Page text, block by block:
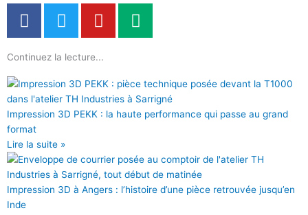
F
a
e
b
o
o
k
T
w
t
t
e
r
Y
o
t
u
b
e
M
e
u
m
Continuez la lecture...
Impression 3D PEKK : la haute performance qui passe au grand
format
Lire la suite »
Impression 3D à Angers : l’histoire d’une pièce retrouvée jusqu’en
Inde